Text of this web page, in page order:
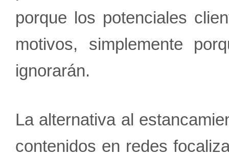
porque los potenciales
motivos, simplemente
ignorarán.
La alternativa al
contenidos en redes